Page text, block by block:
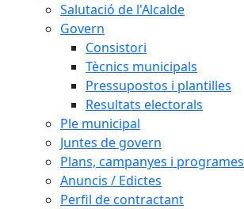
Salutació de l'Alcalde
Govern
Consistori
Tècnics municipals
Pressupostos i plantilles
Resultats electorals
Ple municipal
Juntes de govern
Plans, campanyes i programes
Anuncis / Edictes
Perfil de contractant